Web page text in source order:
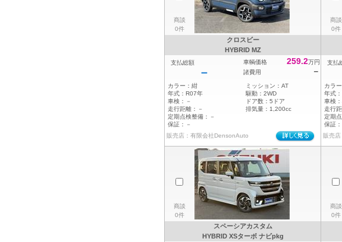
商談
0件
クロスビー
HYBRID MZ
支払総額
－
車輌価格 259.2万円
諸費用
－
カラー： 紺 ミッション： AT
年式： R07年 駆動： 2WD
車検：
－ ドア数： 5ドア
走行距離：
－ 排気量： 1,200cc
定期点検整備：
－
保証：
－
販売店：有限会社DensonAuto
商談
0件
支払
カラー
年式：
車検：
走行距
定期
保証：
販売
商談
0件
スペーシアカスタム
HYBRID XSターボ ナビpkg
商談
0件